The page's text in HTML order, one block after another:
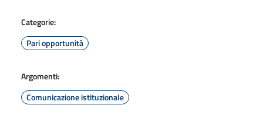
Categorie:
Pari opportunità
Argomenti:
Comunicazione istituzionale